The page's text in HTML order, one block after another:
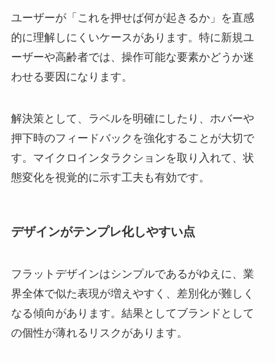
ユーザーが「これを押せば何が起きるか」を直感
的に理解しにくいケースがあります。特に新規ユ
ーザーや高齢者では、操作可能な要素かどうか迷
わせる要因になります。
解決策として、ラベルを明確にしたり、ホバーや
押下時のフィードバックを強化することが大切で
す。マイクロインタラクションを取り入れて、状
態変化を視覚的に示す工夫も有効です。
デザインがテンプレ化しやすい点
フラットデザインはシンプルであるがゆえに、業
界全体で似た表現が増えやすく、差別化が難しく
なる傾向があります。結果としてブランドとして
の個性が薄れるリスクがあります。